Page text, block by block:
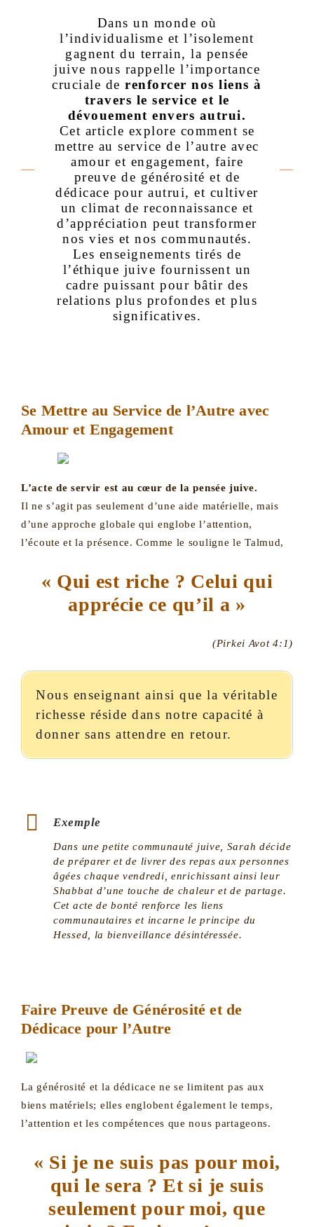
Dans un monde où
l’individualisme et l’isolement
gagnent du terrain, la pensée
juive nous rappelle l’importance
cruciale derenforcer nos liens à
travers le service et le
dévouement envers autrui.
Cet article explore comment se
mettre au service de l’autre avec
amour et engagement, faire
preuve de générosité et de
dédicace pour autrui, et cultiver
un climat de reconnaissance et
d’appréciation peut transformer
nos vies et nos communautés.
Les enseignements tirés de
l’éthique juive fournissent un
cadre puissant pour bâtir des
relations plus profondes et plus
significatives.
Se Mettre au Service de l’Autre avec
Amour et Engagement
L’acte de servir est au cœur de la pensée juive.
Il ne s’agit pas seulement d’une aide matérielle, mais
d’une approche globale qui englobe l’attention,
l’écoute et la présence. Comme le souligne le Talmud,
« Qui est riche ? Celui qui
apprécie ce qu’il a »
(Pirkei Avot 4:1)
Nous enseignant ainsi que la véritable
richesse réside dans notre capacité à
donner sans attendre en retour.
Exemple
Dans une petite communauté juive, Sarah décide
de préparer et de livrer des repas aux personnes
âgées chaque vendredi, enrichissant ainsi leur
Shabbat d’une touche de chaleur et de partage.
Cet acte de bonté renforce les liens
communautaires et incarne le principe du
Hessed, la bienveillance désintéressée.
Faire Preuve de Générosité et de
Dédicace pour l’Autre
La générosité et la dédicace ne se limitent pas aux
biens matériels; elles englobent également le temps,
l’attention et les compétences que nous partageons.
« Si je ne suis pas pour moi,
qui le sera ? Et si je suis
seulement pour moi, que